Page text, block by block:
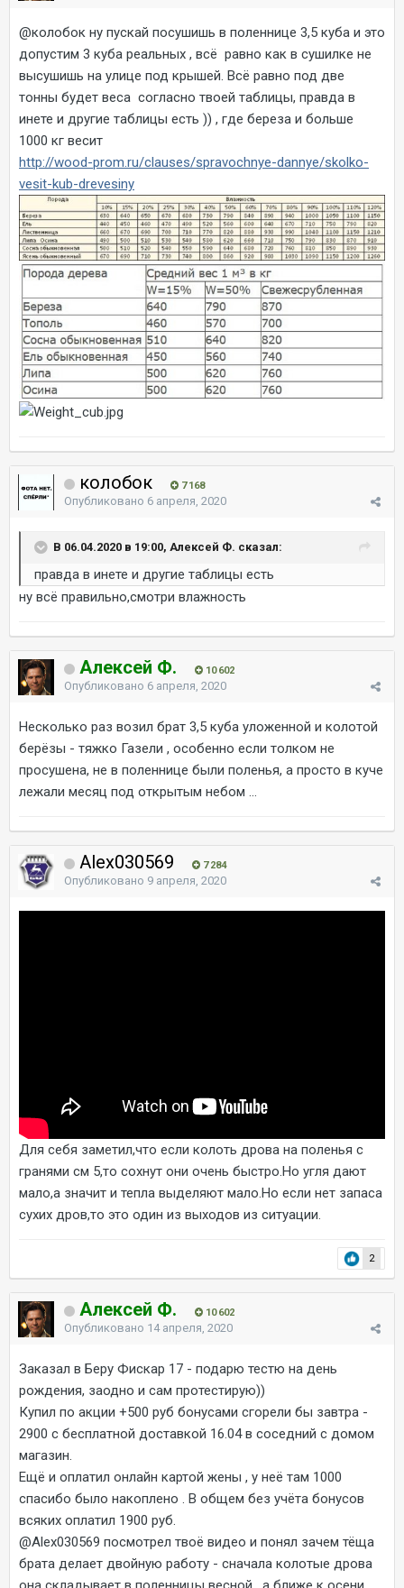
@колобок ну пускай посушишь в поленнице 3,5 куба и это
допустим 3 куба реальных , всё равно как в сушилке не
высушишь на улице под крышей. Всё равно под две
тонны будет веса согласно твоей таблицы, правда в
инете и другие таблицы есть )) , где береза и больше
1000 кг весит
http://wood-prom.ru/clauses/spravochnye-dannye/skolko-
vesit-kub-drevesiny
колобок 7 168
Опубликовано 6 апреля, 2020
В 06.04.2020 в 19:00, Алексей Ф. сказал:
правда в инете и другие таблицы есть
ну всё правильно,смотри влажность
Алексей Ф. 10 602
Опубликовано 6 апреля, 2020
Несколько раз возил брат 3,5 куба уложенной и колотой
берёзы - тяжко Газели , особенно если толком не
просушена, не в поленнице были поленья, а просто в куче
лежали месяц под открытым небом ...
Alex030569 7 284
Опубликовано 9 апреля, 2020
Для себя заметил,что если колоть дрова на поленья с
гранями см 5,то сохнут они очень быстро.Но угля дают
мало,а значит и тепла выделяют мало.Но если нет запаса
сухих дров,то это один из выходов из ситуации.
2
Алексей Ф. 10 602
Опубликовано 14 апреля, 2020
Заказал в Беру Фискар 17 - подарю тестю на день
рождения, заодно и сам протестирую))
Купил по акции +500 руб бонусами сгорели бы завтра -
2900 с бесплатной доставкой 16.04 в соседний с домом
магазин.
Ещё и оплатил онлайн картой жены , у неё там 1000
спасибо было накоплено . В общем без учёта бонусов
всяких оплатил 1900 руб.
@Alex030569 посмотрел твоё видео и понял зачем тёща
брата делает двойную работу - сначала колотые дрова